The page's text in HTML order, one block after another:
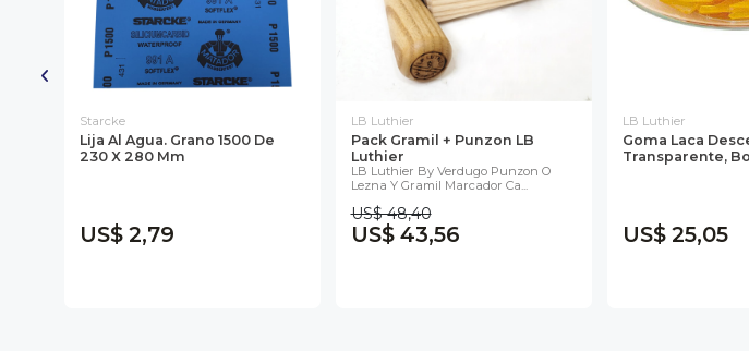
Starcke
Lija Al Agua. Grano 1500 De
230 X 280 Mm
US$ 2,79
LB Luthier
Pack Gramil + Punzon LB
Luthier
LB Luthier By Verdugo Punzon O
Lezna Y Gramil Marcador Ca...
US$ 48,40
US$ 43,56
LB Luthier
Goma Laca
Transparente,
US$ 25,05